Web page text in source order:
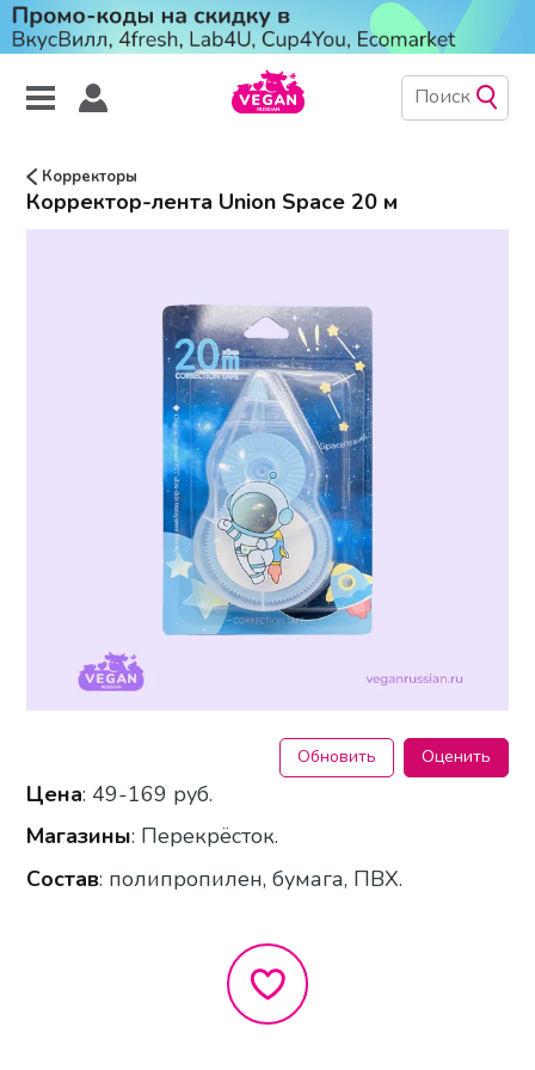
Корректоры
Корректор-лента Union Space 20 м
Обновить Оценить
Цена: 49-169 руб.
Магазины: Перекрёсток.
Состав: полипропилен, бумага, ПВХ.